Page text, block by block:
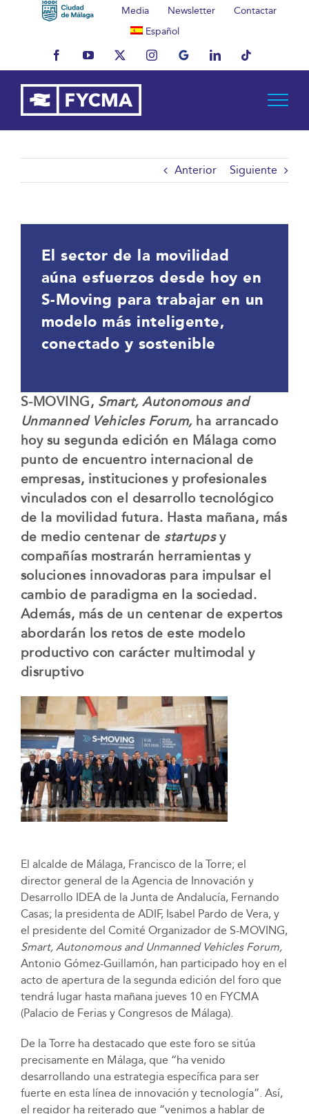
Media Newsletter
Contactar
Español
FacebookYouTubeX InstagramMyBusinessLinkedInTiktok
Anterior Siguiente
El sector de la movilidad
aúna esfuerzos desde hoy en
S-Moving para trabajar en un
modelo más inteligente,
conectado y sostenible
S-MOVING, Smart, Autonomous and
Unmanned Vehicles Forum, ha arrancado
hoy su segunda edición en Málaga como
punto de encuentro internacional de
empresas, instituciones y profesionales
vinculados con el desarrollo tecnológico
de la movilidad futura. Hasta mañana, más
de medio centenar de startupsy
compañías mostrarán herramientas y
soluciones innovadoras para impulsar el
cambio de paradigma en la sociedad.
Además, más de un centenar de expertos
abordarán los retos de este modelo
productivo con carácter multimodal y
disruptivo
El alcalde de Málaga, Francisco de la Torre; el
director general de la Agencia de Innovación y
Desarrollo IDEA de la Junta de Andalucía, Fernando
Casas; la presidenta de ADIF, Isabel Pardo de Vera, y
el presidente del Comité Organizador de S-MOVING,
Smart, Autonomous and Unmanned Vehicles Forum,
Antonio Gómez-Guillamón, han participado hoy en el
acto de apertura de la segunda edición del foro que
tendrá lugar hasta mañana jueves 10 en FYCMA
(Palacio de Ferias y Congresos de Málaga).
De la Torre ha destacado que este foro se sitúa
precisamente en Málaga, que “ha venido
desarrollando una estrategia específica para ser
fuerte en esta línea de innovación y tecnología”. Así,
el regidor ha reiterado que “venimos a hablar de